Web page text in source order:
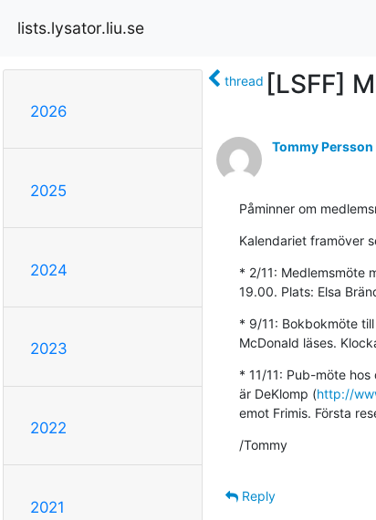
lists.lysator.liu.se
2026
2025
2024
2023
2022
2021
thread [LSFF]
Tommy Persson
Påminner om
Kalendariet framöver
* 2/11: Medlemsmöte
19.00. Plats: Elsa
* 9/11: Bokbokmöte
McDonald läses.
* 11/11: Pub-möte
är DeKlomp (http://
emot Frimis. Första
/Tommy
Reply